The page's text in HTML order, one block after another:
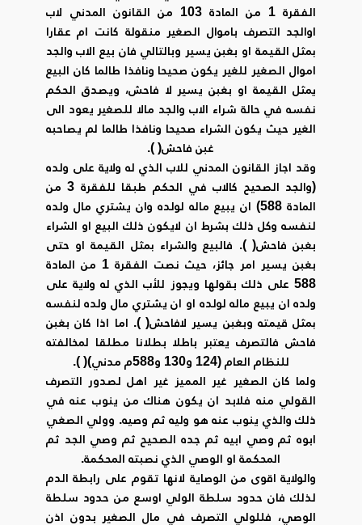
الفقرة 1 من المادة 103 من القانون المدني لاب
اوالجد التصرف باموال الصغير منقولة كانت ام عقارا
بمثل القيمة او بغبن يسير وبالتالي فان بيع الاب والجد
اموال الصغير للغير يكون صحيحا ونافذا طالما كان البيع
يمثل القيمة او بغبن يسير لا فاحش، ويصدق الحكم
نفسه في حالة شراء الاب والجد مالا للصغير يعود الى
الغير حيث يكون الشراء صحيحا ونافذا طالما لم يصاحبه
غبن فاحش( ).
وقد اجاز القانون المدني للاب الذي له ولاية على ولده
(والجد الصحيح كالاب في الحكم طبقا للفقرة 3 من
المادة 588) ان يبيع ماله لولده وان يشتري مال ولده
لنفسه وكل ذلك بشرط ان لايكون ذلك البيع او الشراء
بغبن فاحش( ). فالبيع والشراء بمثل القيمة او حتى
بغبن يسير امر جائز، حيث نصت الفقرة 1 من المادة
588 على ذلك بقولها ويجوز للأب الذي له ولاية على
ولده ان يبيع ماله لولده او ان يشتري مال ولده لنفسه
بمثل قيمته وبغبن يسير لافاحش( ). اما اذا كان بغبن
فاحش فالتصرف يعتبر باطلا بطلانا مطلقا لمخالفته
للنظام العام (124 و130 و588م مدني)( ).
ولما كان الصغير غير المميز غير اهل لصدور التصرف
القولي منه فلابد ان يكون هناك من ينوب عنه في
ذلك والذي ينوب عنه هو وليه ثم وصيه. وولي الصغي
ابوه ثم وصي ابيه ثم جده الصحيح ثم وصي الجد ثم
المحكمة او الوصي الذي نصبته المحكمة.
والولاية اقوى من الوصاية لانها تقوم على رابطة الدم
لذلك فان حدود سلطة الولي اوسع من حدود سلطة
الوصي، فللولي التصرف في مال الصغير بدون اذن